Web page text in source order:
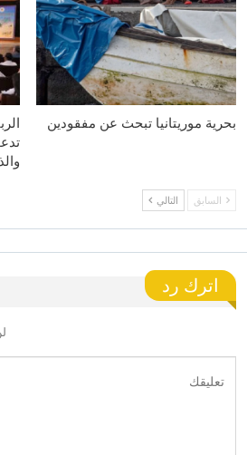
بحرية موريتانيا تبحث عن مفقودين
السابق التالي
اترك رد